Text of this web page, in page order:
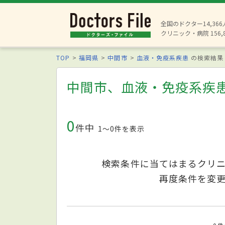
全国のドクター14,366
クリニック・病院
TOP 福岡県 中間市 血液・免疫系疾患 の検索結果
中間市、血液・免疫系疾
0件中 1〜0件を表示
検索条件に当てはまるクリ
再度条件を変